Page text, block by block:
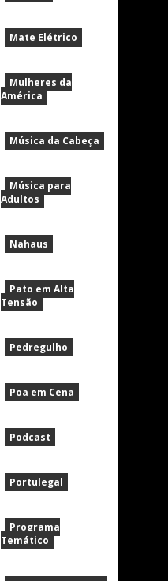
Mate Elétrico
Mulheres da
América
Música da Cabeça
Música para
Adultos
Nahaus
Pato em Alta
Tensão
Pedregulho
Poa em Cena
Podcast
Portulegal
Programa
Temático